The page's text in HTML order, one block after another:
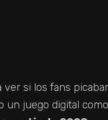
si los fans
juego digital